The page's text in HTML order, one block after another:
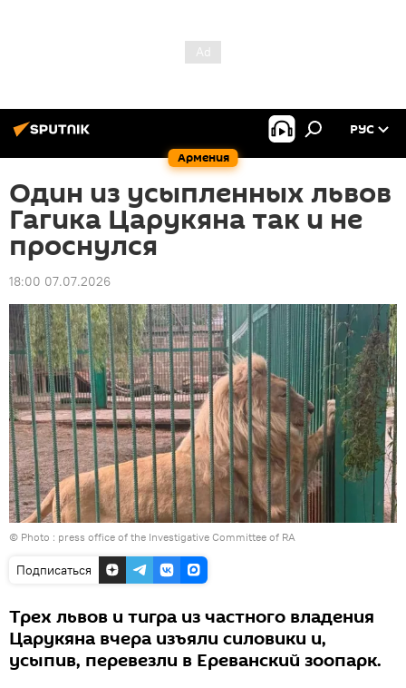
Армения
РУС
Один из усыпленных львов
Гагика Царукяна так и не
проснулся
18:00 07.07.2026
© Photo : press office of the Investigative Committee of RA
Подписаться
Трех львов и тигра из частного владения
Царукяна вчера изъяли силовики и,
усыпив, перевезли в Ереванский зоопарк.